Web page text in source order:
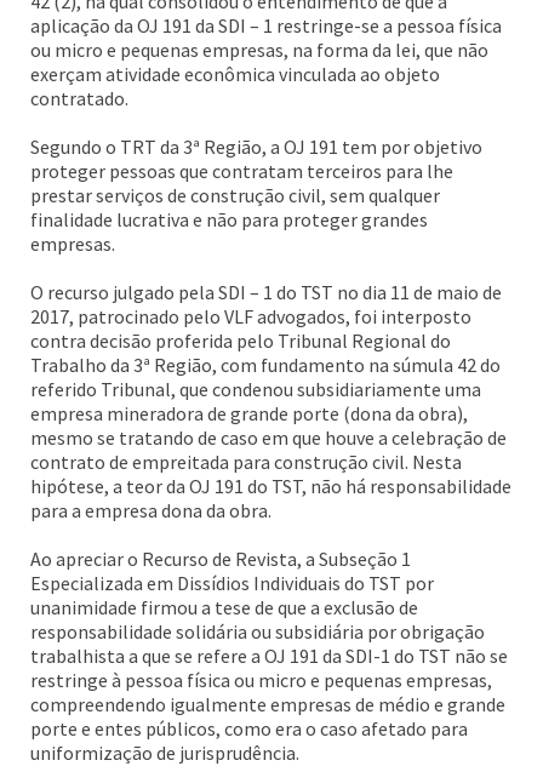
aplicação da OJ 191 da SDI – 1 restringe-se a pessoa física
ou micro e pequenas empresas, na forma da lei, que não
exerçam atividade econômica vinculada ao objeto
contratado.
Segundo o TRT da 3ª Região, a OJ 191 tem por objetivo
proteger pessoas que contratam terceiros para lhe
prestar serviços de construção civil, sem qualquer
finalidade lucrativa e não para proteger grandes
empresas.
O recurso julgado pela SDI – 1 do TST no dia 11 de maio de
2017, patrocinado pelo VLF advogados, foi interposto
contra decisão proferida pelo Tribunal Regional do
Trabalho da 3ª Região, com fundamento na súmula 42 do
referido Tribunal, que condenou subsidiariamente uma
empresa mineradora de grande porte (dona da obra),
mesmo se tratando de caso em que houve a celebração de
contrato de empreitada para construção civil. Nesta
hipótese, a teor da OJ 191 do TST, não há responsabilidade
para a empresa dona da obra.
Ao apreciar o Recurso de Revista, a Subseção 1
Especializada em Dissídios Individuais do TST por
unanimidade firmou a tese de que a exclusão de
responsabilidade solidária ou subsidiária por obrigação
trabalhista a que se refere a OJ 191 da SDI-1 do TST não se
restringe à pessoa física ou micro e pequenas empresas,
compreendendo igualmente empresas de médio e grande
porte e entes públicos, como era o caso afetado para
uniformização de jurisprudência.